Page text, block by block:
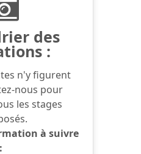
des
:
n'y figurent
nous pour
les stages
à suivre
: